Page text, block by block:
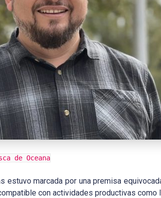
de Oceana
marcada por una premisa
con actividades productivas como